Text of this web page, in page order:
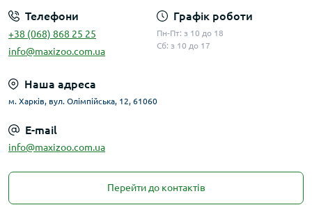
Телефони
+38 (068) 868 25 25
info@maxizoo.com.ua
Графік роботи
Пн-Пт: з 10 до 18
Сб: з 10 до 17
Наша адреса
м. Харків, вул. Олімпійська, 12, 61060
E-mail
info@maxizoo.com.ua
Перейти до контактів